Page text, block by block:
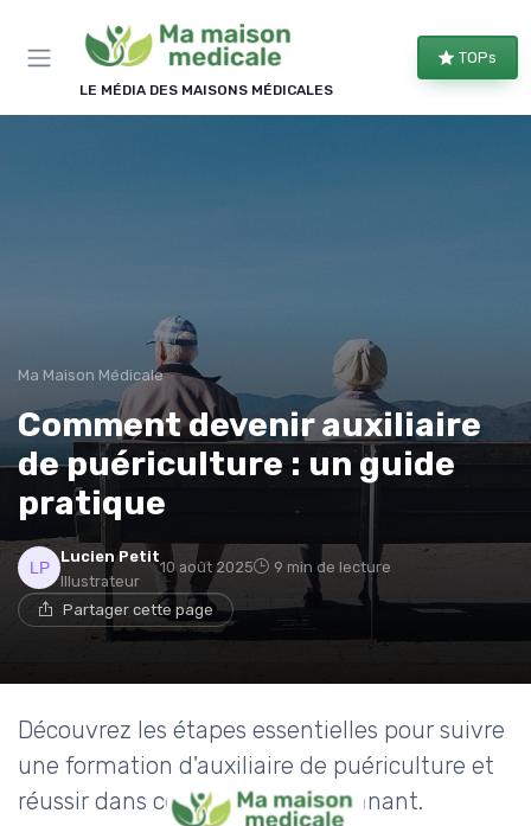
LE MÉDIA DES MAISONS MÉDICALES
TOPs
Ma Maison Médicale
Comment devenir auxiliaire
de puériculture : un guide
pratique
Lucien Petit
Illustrateur
10 août 2025 9 min de lecture
Partager cette page
Découvrez les étapes essentielles pour suivre
une formation d'auxiliaire de puériculture et
réussir dans ce domaine passionnant.